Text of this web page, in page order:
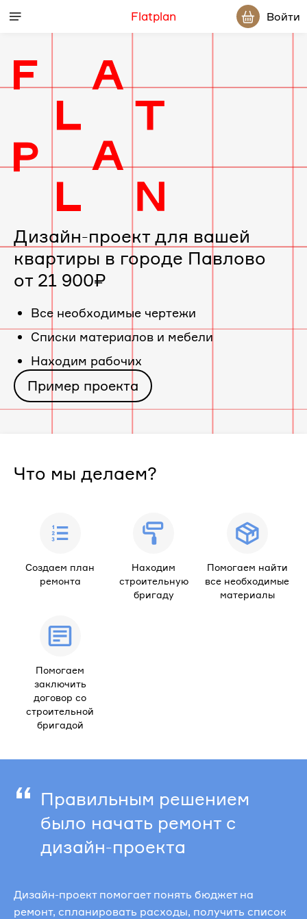
Flatplan Войти
Дизайн-проект для вашей
квартиры в городе Павлово
от 21 900₽
Все необходимые чертежи
Cписки материалов и мебели
Находим рабочих
Пример проекта
Что мы делаем?
Создаем план
ремонта
Находим
строительную
бригаду
Помогаем найти
все необходимые
материалы
Помогаем
заключить
договор со
строительной
бригадой
“ Правильным решением
было начать ремонт с
дизайн-проекта
Дизайн-проект помогает понять бюджет на
ремонт, спланировать расходы, получить список